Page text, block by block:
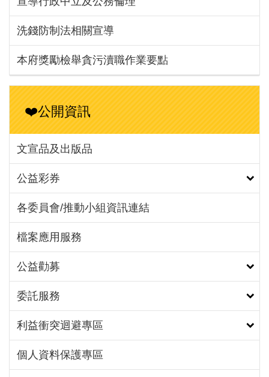
洗錢防制法相關宣導
本府獎勵檢舉貪污瀆職作業要點
❤️公開資訊
文宣品及出版品
公益彩券
各委員會/推動小組資訊連結
檔案應用服務
公益勸募
委託服務
利益衝突迴避專區
個人資料保護專區